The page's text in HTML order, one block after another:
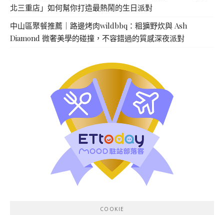
北三重店」如何幫你打造最熱鬧的生日派對
中山區聚餐推薦｜路邊烤肉wildbbq：粗獷野炊與 Ash
Diamond 微奢美學的碰撞，不容錯過的質感深夜派對
COOKIE